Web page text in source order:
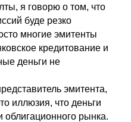
я говорю о том, что
буде резко
многие эмитенты
кредитование и
деньги не
эмитента,
иллюзия, что деньги
рынка.